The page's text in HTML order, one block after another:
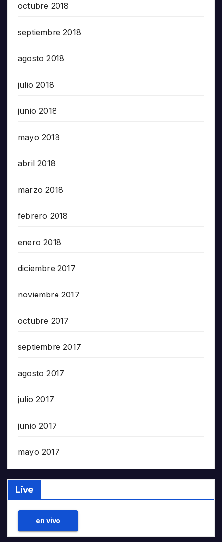
octubre 2018
septiembre 2018
agosto 2018
julio 2018
junio 2018
mayo 2018
abril 2018
marzo 2018
febrero 2018
enero 2018
diciembre 2017
noviembre 2017
octubre 2017
septiembre 2017
agosto 2017
julio 2017
junio 2017
mayo 2017
Live
en vivo